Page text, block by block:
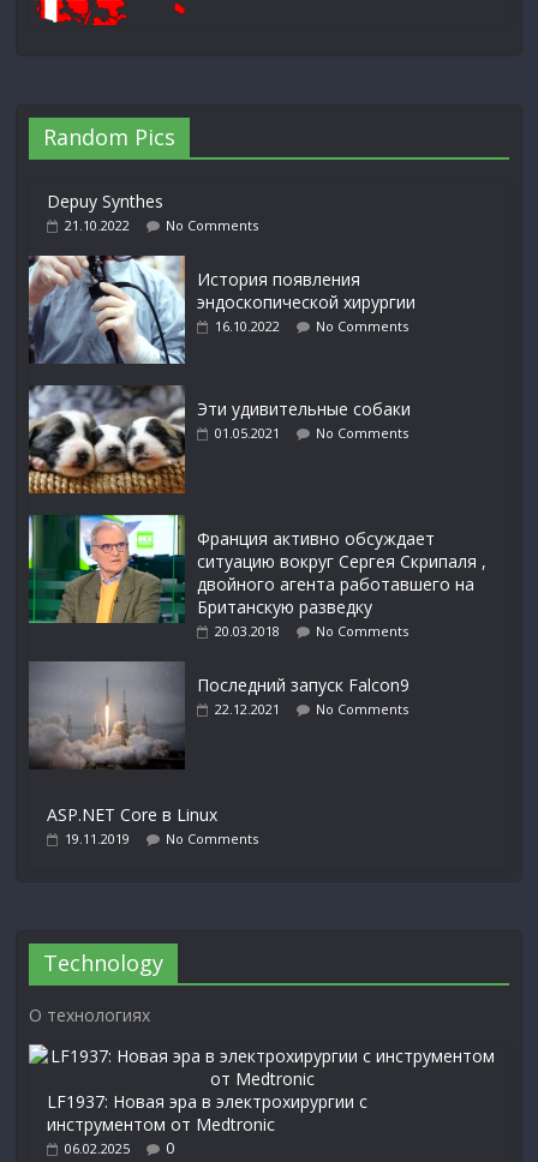
Random Pics
Depuy Synthes
21.10.2022 No Comments
История появления
эндоскопической хирургии
16.10.2022 No Comments
Эти удивительные собаки
01.05.2021 No Comments
Франция активно обсуждает
ситуацию вокруг Сергея Скрипаля ,
двойного агента работавшего на
Британскую разведку
20.03.2018 No Comments
Последний запуск Falcon9
22.12.2021 No Comments
ASP.NET Core в Linux
19.11.2019 No Comments
Technology
О технологиях
LF1937: Новая эра в электрохирургии с
инструментом от Medtronic
06.02.2025 0